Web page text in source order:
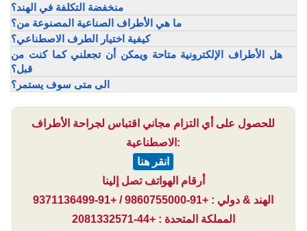
منخفضة التكلفة في الهند؟
ما هي الأطراف الصناعية المصنوعة من؟
كيفية اختيار الطرف الاصطناعي؟
هل الأطراف الإلكترونية متاحة ويمكن أن تجعلني كما كنت من
قبل؟
الى متى سوف يستمر؟
للحصول على أي التزام مجاني اقتباس لجراحة الأطراف
الاصطناعية:
انقر هنا
أرقام الهواتف تصل إلينا
الهند & دولي : +91-9860755000 / +91-9371136499
المملكة المتحدة : +44-2081332571